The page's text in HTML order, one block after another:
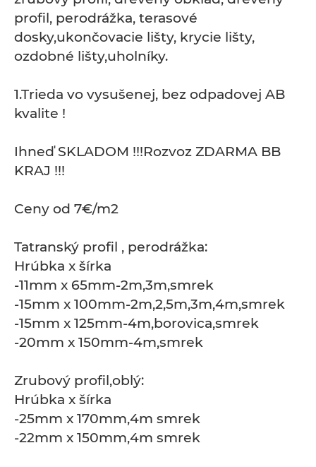
profil, perodrážka, terasové
dosky,ukončovacie lišty, krycie lišty,
ozdobné lišty,uholníky.
1.Trieda vo vysušenej, bez odpadovej AB
kvalite !
Ihneď SKLADOM !!!Rozvoz ZDARMA BB
KRAJ !!!
Ceny od 7€/m2
Tatranský profil , perodrážka:
Hrúbka x šírka
-11mm x 65mm-2m,3m,smrek
-15mm x 100mm-2m,2,5m,3m,4m,smrek
-15mm x 125mm-4m,borovica,smrek
-20mm x 150mm-4m,smrek
Zrubový profil,oblý:
Hrúbka x šírka
-25mm x 170mm,4m smrek
-22mm x 150mm,4m smrek